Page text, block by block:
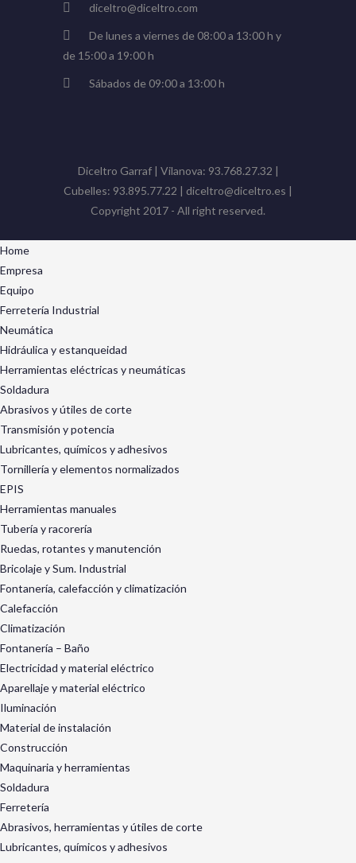
diceltro@diceltro.com
De lunes a viernes de 08:00 a 13:00 h y
de 15:00 a 19:00 h
Sábados de 09:00 a 13:00 h
Diceltro Garraf | Vilanova: 93.768.27.32 |
Cubelles: 93.895.77.22 | diceltro@diceltro.es |
Copyright 2017 - All right reserved.
Home
Empresa
Equipo
Ferretería Industrial
Neumática
Hidráulica y estanqueidad
Herramientas eléctricas y neumáticas
Soldadura
Abrasivos y útiles de corte
Transmisión y potencia
Lubricantes, químicos y adhesivos
Tornillería y elementos normalizados
EPIS
Herramientas manuales
Tubería y racorería
Ruedas, rotantes y manutención
Bricolaje y Sum. Industrial
Fontanería, calefacción y climatización
Calefacción
Climatización
Fontanería – Baño
Electricidad y material eléctrico
Aparellaje y material eléctrico
Iluminación
Material de instalación
Construcción
Maquinaria y herramientas
Soldadura
Ferretería
Abrasivos, herramientas y útiles de corte
Lubricantes, químicos y adhesivos